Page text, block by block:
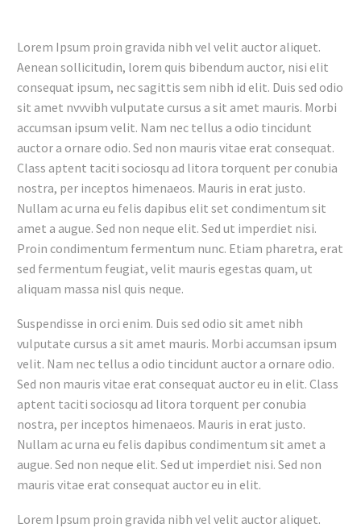
Lorem Ipsum proin gravida nibh vel velit auctor aliquet.
Aenean sollicitudin, lorem quis bibendum auctor, nisi elit
consequat ipsum, nec sagittis sem nibh id elit. Duis sed odio
sit amet nvvvibh vulputate cursus a sit amet mauris. Morbi
accumsan ipsum velit. Nam nec tellus a odio tincidunt
auctor a ornare odio. Sed non mauris vitae erat consequat.
Class aptent taciti sociosqu ad litora torquent per conubia
nostra, per inceptos himenaeos. Mauris in erat justo.
Nullam ac urna eu felis dapibus elit set condimentum sit
amet a augue. Sed non neque elit. Sed ut imperdiet nisi.
Proin condimentum fermentum nunc. Etiam pharetra, erat
sed fermentum feugiat, velit mauris egestas quam, ut
aliquam massa nisl quis neque.
Suspendisse in orci enim. Duis sed odio sit amet nibh
vulputate cursus a sit amet mauris. Morbi accumsan ipsum
velit. Nam nec tellus a odio tincidunt auctor a ornare odio.
Sed non mauris vitae erat consequat auctor eu in elit. Class
aptent taciti sociosqu ad litora torquent per conubia
nostra, per inceptos himenaeos. Mauris in erat justo.
Nullam ac urna eu felis dapibus condimentum sit amet a
augue. Sed non neque elit. Sed ut imperdiet nisi. Sed non
mauris vitae erat consequat auctor eu in elit.
Lorem Ipsum proin gravida nibh vel velit auctor aliquet.